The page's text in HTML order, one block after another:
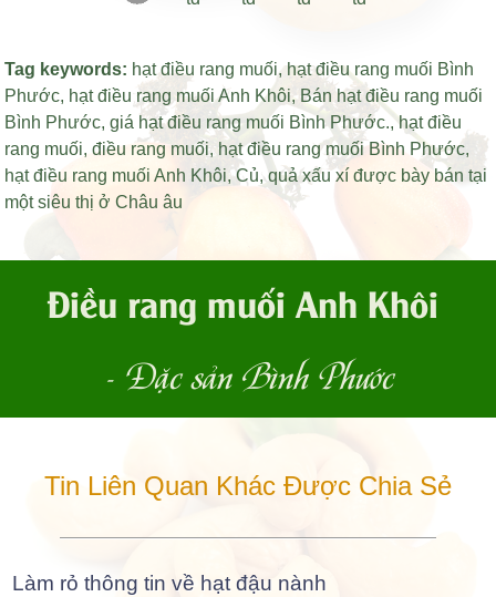
Tag keywords: hạt điều rang muối, hạt điều rang muối Bình
Phước, hạt điều rang muối Anh Khôi, Bán hạt điều rang muối
Bình Phước,giá hạt điều rang muối Bình Phước.,hạt điều
rang muối,điều rang muối, hạt điều rang muối Bình Phước,
hạt điều rang muối Anh Khôi,Củ,quả xấu xí được bày bán tại
một siêu thị ở Châu âu
Điều rang muối Anh Khôi
- Đặc sản Bình Phước
Tin Liên Quan Khác Được Chia Sẻ
Làm rỏ thông tin về hạt đậu nành